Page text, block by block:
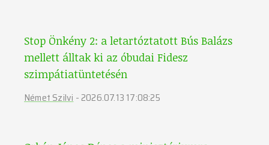
Stop Önkény 2: a letartóztatott Bús Balázs
mellett álltak ki az óbudai Fidesz
szimpátiatüntetésén
Német Szilvi - 2026.07.13 17:08:25